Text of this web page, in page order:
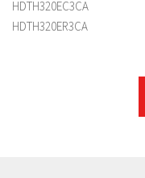
HDTH320EC3CA
HDTH320ER3CA